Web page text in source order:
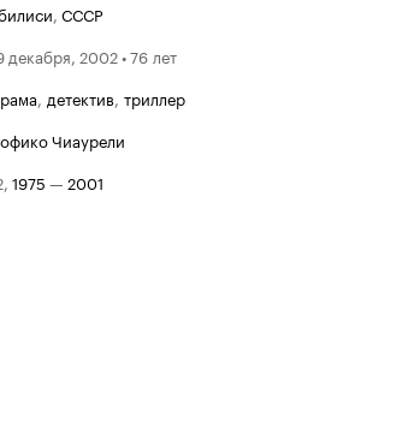
, СССР
декабря, 2002 • 76 лет
драма, детектив, триллер
Чиаурели
, 1975 — 2001